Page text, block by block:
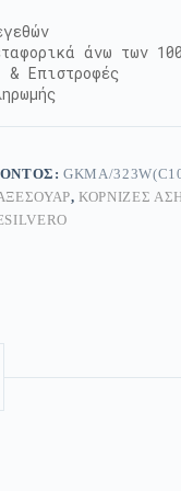
άνω των
& Επιστροφές
GKMA/
,ΚΟΡΝΊΖΕΣ